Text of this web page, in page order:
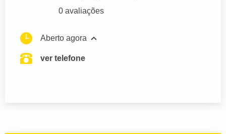
0 avaliações
Aberto agora
ver telefone